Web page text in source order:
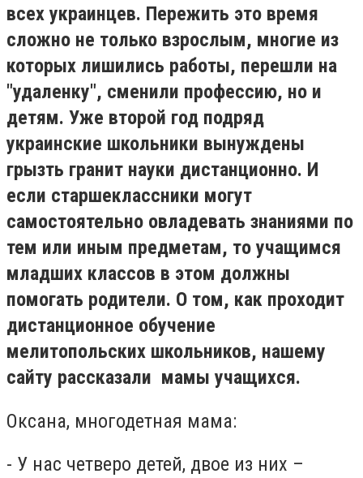
всех украинцев. Пережить это время
сложно не только взрослым, многие из
которых лишились работы, перешли на
"удаленку", сменили профессию, но и
детям. Уже второй год подряд
украинские школьники вынуждены
грызть гранит науки дистанционно. И
если старшеклассники могут
самостоятельно овладевать знаниями по
тем или иным предметам, то учащимся
младших классов в этом должны
помогать родители. О том, как проходит
дистанционное обучение
мелитопольских школьников, нашему
сайту рассказали мамы учащихся.
Оксана, многодетная мама:
- У нас четверо детей, двое из них –